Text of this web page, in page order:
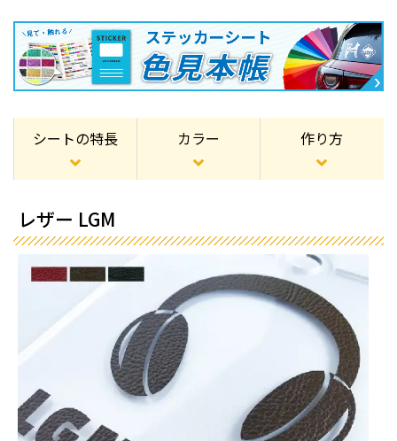
シートの特長 カラー 作り方
レザー LGM